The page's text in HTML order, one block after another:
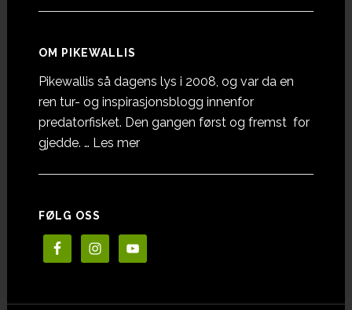
OM PIKEWALLIS
Pikewallis så dagens lys i 2008, og var da en
ren tur- og inspirasjonsblogg innenfor
predatorfisket. Den gangen først og fremst for
gjedde. … Les meromOm
FØLG OSS